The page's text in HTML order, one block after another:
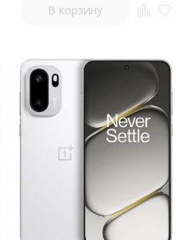
В корзину